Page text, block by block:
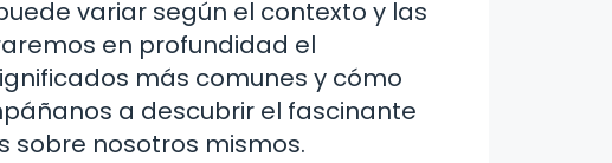
variar según el contexto y las
en profundidad el
más comunes y cómo
a descubrir el fascinante
sobre nosotros mismos.